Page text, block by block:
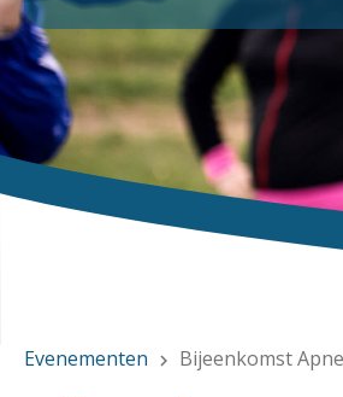
Evenementen chevron_right Bijeenkomst